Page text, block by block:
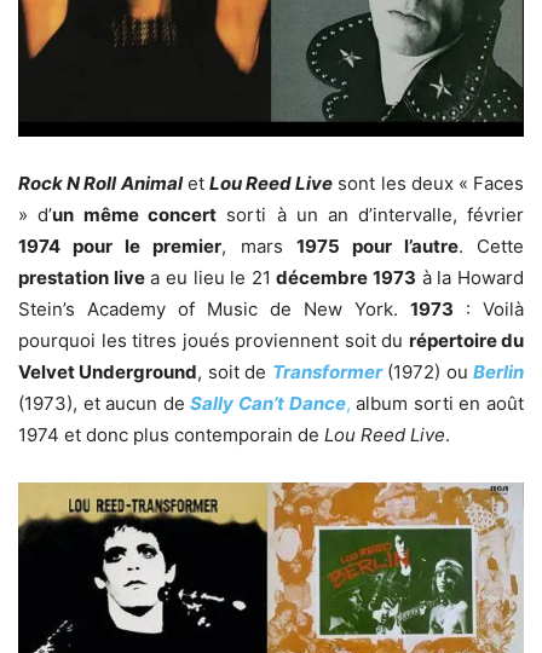
Rock N Roll Animalet Lou Reed Live sont les deux « Faces
» d’un même concert sorti à un an d’intervalle, février
1974 pour le premier, mars 1975 pour l’autre. Cette
prestation livea eu lieu le 21décembre 1973 à la Howard
Stein’s Academy of Music de New York. 1973 : Voilà
pourquoi les titres joués proviennent soit du répertoire du
Velvet Underground, soit de Transformer(1972) ouBerlin
(1973), et aucun deSally Can’t Dance, album sorti en août
1974 et donc plus contemporain de Lou Reed Live.